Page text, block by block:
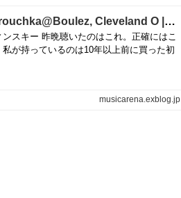
Stravinsky Pétrouchka@Boulez, Cleveland O | MusicArena
スキー 昨晩聴いたのはこれ。正確にはこ
が持っているのは10年以上前に買った初
musicarena.exblog.jp